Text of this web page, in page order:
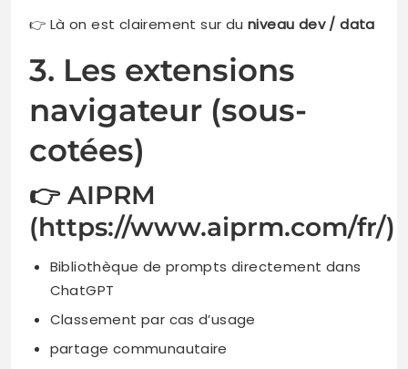
👉 Là on est clairement sur du niveau dev / data
3. Les extensions
navigateur (sous-
cotées)
👉 AIPRM
(https://www.aiprm.com/fr/)
Bibliothèque de prompts directement dans
ChatGPT
Classement par cas d’usage
partage communautaire